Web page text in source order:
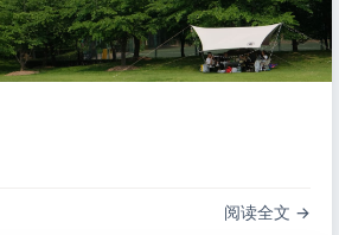
阅读全文